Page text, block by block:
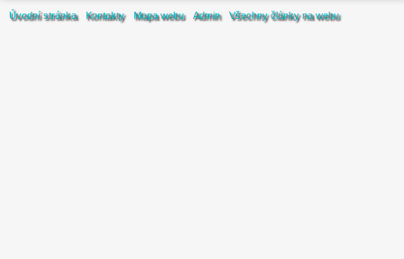
Úvodní stránka Kontakty Mapa webu Admin Všechny články na webu